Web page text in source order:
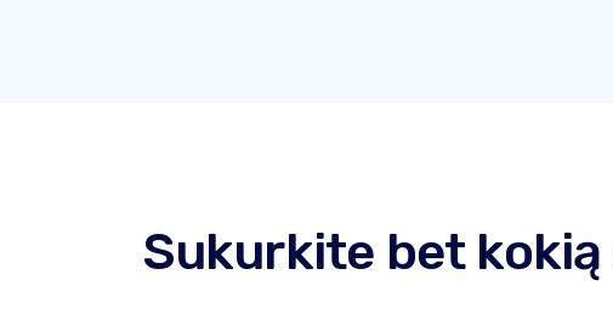
Sukurkite bet kokią